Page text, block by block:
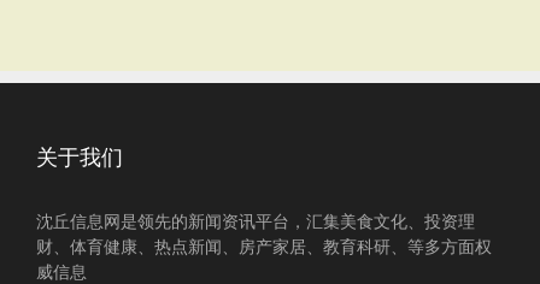
关于我们
沈丘信息网是领先的新闻资讯平台，汇集美食文化、投资理
财、体育健康、热点新闻、房产家居、教育科研、等多方面权
威信息